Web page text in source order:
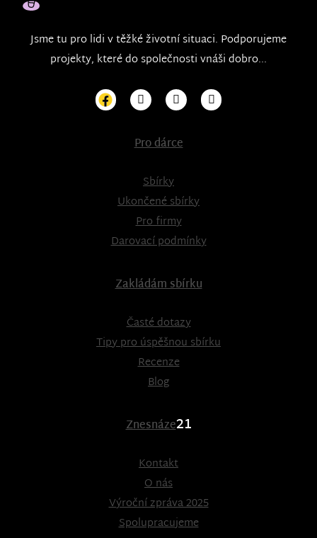
Jsme tu pro lidi v těžké životní situaci. Podporujeme
projekty, které do společnosti vnáši dobro...
Pro dárce
Sbírky
Ukončené sbírky
Pro firmy
Darovací podmínky
Zakládám sbírku
Časté dotazy
Tipy pro úspěšnou sbírku
Recenze
Blog
Znesnáze21
Kontakt
O nás
Výroční zpráva 2025
Spolupracujeme